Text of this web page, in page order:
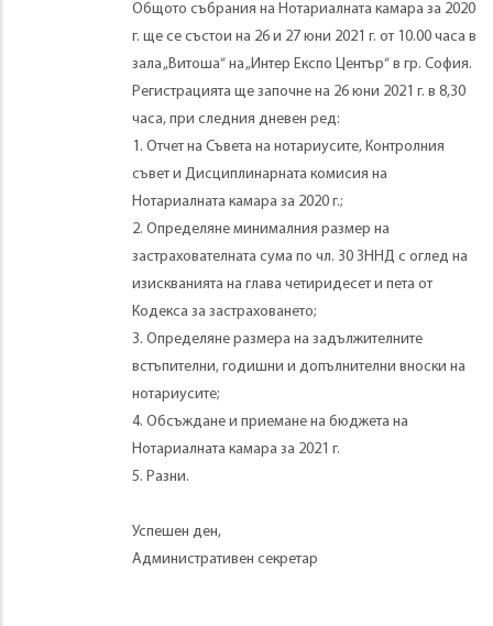
Общото събрания на Нотариалната камара за 2020
г. ще се състои на 26 и 27 юни 2021 г. от 10.00 часа в
зала „Витоша“ на „Интер Експо Център“ в гр. София.
Регистрацията ще започне на 26 юни 2021 г. в 8,30
часа, при следния дневен ред:
1. Отчет на Съвета на нотариусите, Контролния
съвет и Дисциплинарната комисия на
Нотариалната камара за 2020 г.;
2. Определяне минималния размер на
застрахователната сума по чл. 30 ЗННД с оглед на
изискванията на глава четиридесет и пета от
Кодекса за застраховането;
3. Определяне размера на задължителните
встъпителни, годишни и допълнителни вноски на
нотариусите;
4. Обсъждане и приемане на бюджета на
Нотариалната камара за 2021 г.
5. Разни.
Успешен ден,
Административен секретар